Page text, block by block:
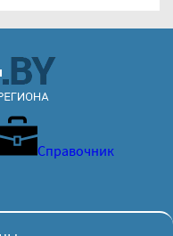
Справочник